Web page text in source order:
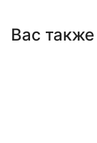
Вас